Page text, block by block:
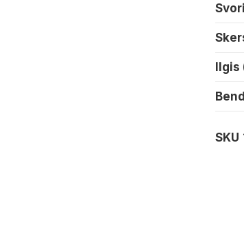
Ilgis
SKU